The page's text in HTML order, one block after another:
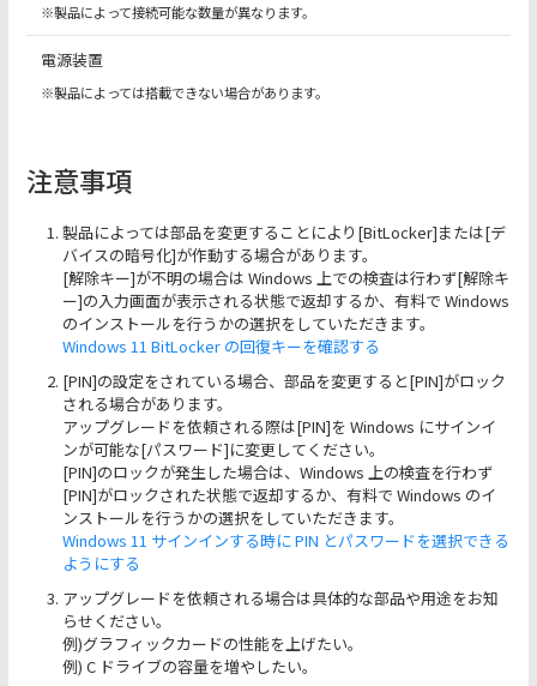
※製品によって接続可能な数量が異なります。
電源装置
※製品によっては搭載できない場合があります。
注意事項
製品によっては部品を変更することにより[BitLocker]または[デ
バイスの暗号化]が作動する場合があります。
[解除キー]が不明の場合は Windows 上での検査は行わず[解除キ
ー]の入力画面が表示される状態で返却するか、有料で Windows
のインストールを行うかの選択をしていただきます。
Windows 11 BitLocker の回復キーを確認する
[PIN]の設定をされている場合、部品を変更すると[PIN]がロック
される場合があります。
アップグレードを依頼される際は[PIN]を Windows にサインイ
ンが可能な[パスワード]に変更してください。
[PIN]のロックが発生した場合は、Windows 上の検査を行わず
[PIN]がロックされた状態で返却するか、有料で Windows のイ
ンストールを行うかの選択をしていただきます。
Windows 11 サインインする時に PIN とパスワードを選択できる
ようにする
アップグレードを依頼される場合は具体的な部品や用途をお知
らせください。
例)グラフィックカードの性能を上げたい。
例) C ドライブの容量を増やしたい。